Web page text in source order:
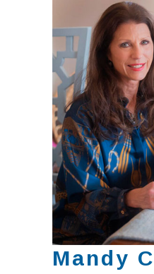
Mandy